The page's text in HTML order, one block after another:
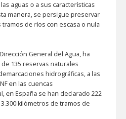
aguas o a sus características
manera, se persigue preservar
de ríos con escasa o nula
General del Agua, ha
135 reservas naturales
hidrográficas, a las
en las cuencas
en España se han declarado 222
kilómetros de tramos de